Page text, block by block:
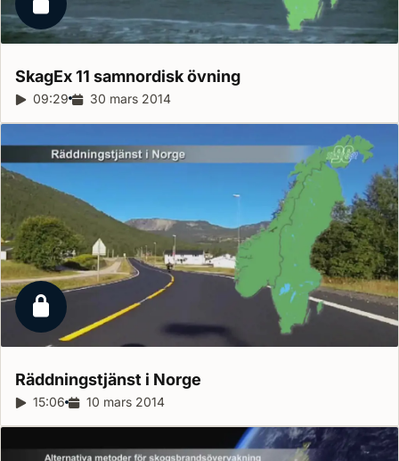
Låst reportage
SkagEx 11 samnordiskövning
Reportagelängd:
09:29 Releasedatum:
30 mars 2014
Låst reportage
Räddningstjänst i Norge
Reportagelängd:
15:06 Releasedatum:
10 mars 2014